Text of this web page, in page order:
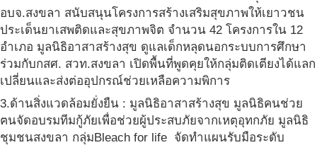
อบจ.สงขลา สนับสนุนโครงการสร้างเสริมสุขภาพให้เยาวชน
ประเด็นยาเสพติดและสุขภาพจิต จำนวน 42 โครงการใน 12
อำเภอ มูลนิธิอาสาสร้างสุข ดูแลเด็กหลุดนอกระบบการศึกษา
ร่วมกับกสศ. สวท.สงขลา เปิดพื้นที่พูดคุยให้กลุ่มติดเตียงได้แลก
เปลี่ยนและส่งต่ออุปกรณ์ช่วยเหลือความพิการ
3.ด้านสิ่งแวดล้อมยั่งยืน : มูลนิธิอาสาสร้างสุข มูลนิธิคนช่วย
ฅนจัดอบรมทีมกู้ภัยเพื่อช่วยผู้ประสบภัยจากเหตุอุทกภัย มูลนิธิ
ชุมชนสงขลา กลุ่มBleach for life จัดทำแผนรับมือระดับ